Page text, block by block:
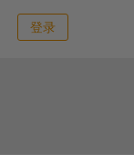
登录